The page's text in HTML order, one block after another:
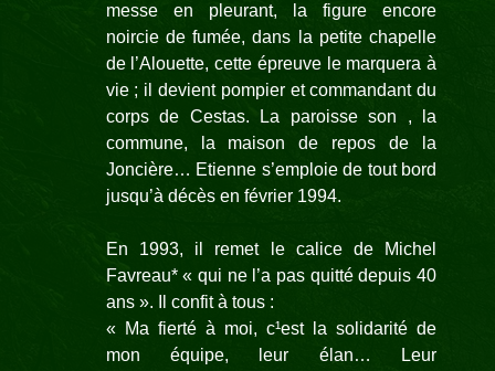
messe en pleurant, la figure encore
noircie de fumée, dans la petite chapelle
de l’Alouette, cette épreuve le marquera à
vie ; il devient pompier et commandant du
corps de Cestas. La paroisse son , la
commune, la maison de repos de la
Joncière… Etienne s’emploie de tout bord
jusqu’à décès en février 1994.
En 1993, il remet le calice de Michel
Favreau* « qui ne l’a pas quitté depuis 40
ans ». Il confit à tous :
« Ma fierté à moi, c¹est la solidarité de
mon équipe, leur élan… Leur